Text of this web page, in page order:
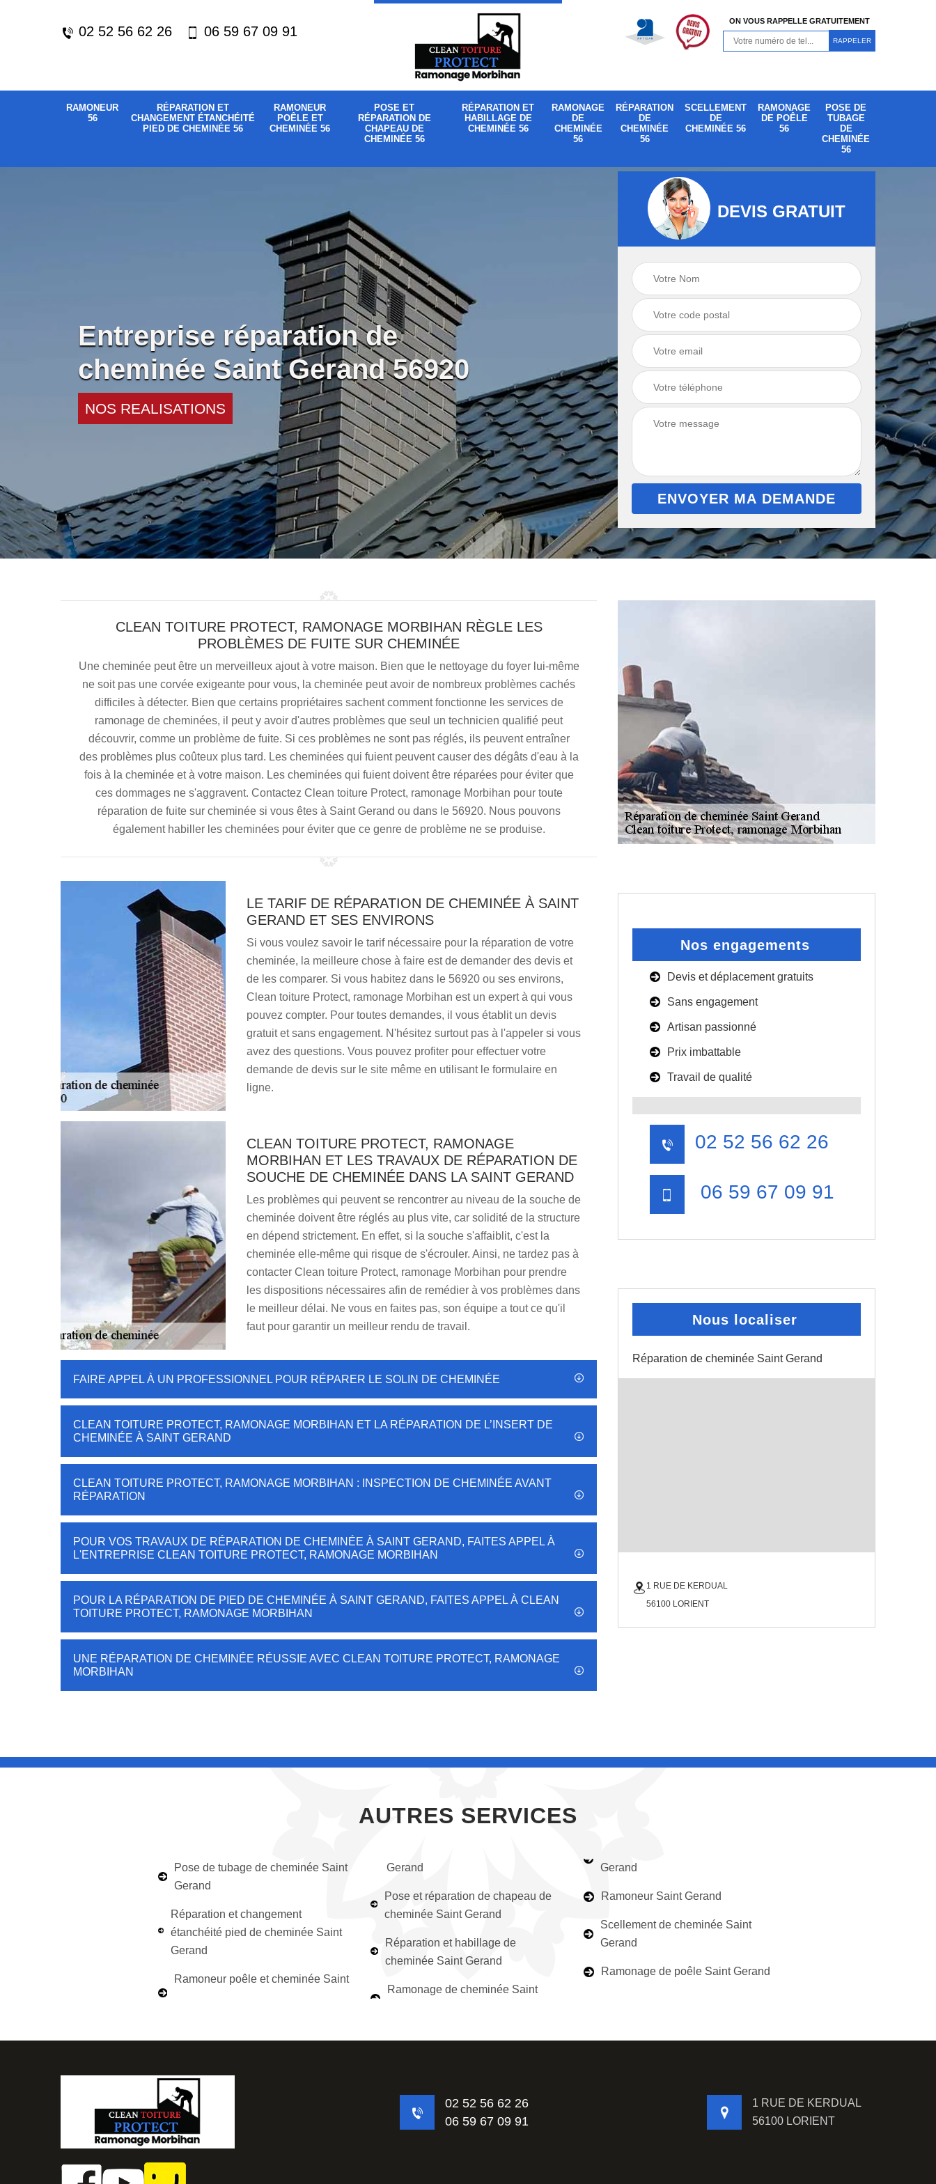
02 52 56 62 26 06 59 67 09 91
ON VOUS RAPPELLE GRATUITEMENT
RAMONEUR
56
RÉPARATION ET
CHANGEMENT ÉTANCHÉITÉ
PIED DE CHEMINÉE 56
RAMONEUR
POÊLE ET
CHEMINÉE 56
POSE ET
RÉPARATION DE
CHAPEAU DE
CHEMINÉE 56
RÉPARATION ET
HABILLAGE DE
CHEMINÉE 56
RAMONAGE
DE
CHEMINÉE
56
RÉPARATION
DE
CHEMINÉE
56
SCELLEMENT
DE
CHEMINÉE 56
RAMONAGE
DE POÊLE
56
POSE DE
TUBAGE
DE
CHEMINÉE
56
Entreprise réparation de
cheminée Saint Gerand 56920
NOS REALISATIONS
DEVIS GRATUIT
CLEAN TOITURE PROTECT, RAMONAGE MORBIHAN RÈGLE LES
PROBLÈMES DE FUITE SUR CHEMINÉE
Une cheminée peut être un merveilleux ajout à votre maison. Bien que le nettoyage du foyer lui-même
ne soit pas une corvée exigeante pour vous, la cheminée peut avoir de nombreux problèmes cachés
difficiles à détecter. Bien que certains propriétaires sachent comment fonctionne les services de
ramonage de cheminées, il peut y avoir d'autres problèmes que seul un technicien qualifié peut
découvrir, comme un problème de fuite. Si ces problèmes ne sont pas réglés, ils peuvent entraîner
des problèmes plus coûteux plus tard. Les cheminées qui fuient peuvent causer des dégâts d'eau à la
fois à la cheminée et à votre maison. Les cheminées qui fuient doivent être réparées pour éviter que
ces dommages ne s'aggravent. Contactez Clean toiture Protect, ramonage Morbihan pour toute
réparation de fuite sur cheminée si vous êtes à Saint Gerand ou dans le 56920. Nous pouvons
également habiller les cheminées pour éviter que ce genre de problème ne se produise.
LE TARIF DE RÉPARATION DE CHEMINÉE À SAINT
GERAND ET SES ENVIRONS
Si vous voulez savoir le tarif nécessaire pour la réparation de votre
cheminée, la meilleure chose à faire est de demander des devis et
de les comparer. Si vous habitez dans le 56920 ou ses environs,
Clean toiture Protect, ramonage Morbihan est un expert à qui vous
pouvez compter. Pour toutes demandes, il vous établit un devis
gratuit et sans engagement. N'hésitez surtout pas à l'appeler si vous
avez des questions. Vous pouvez profiter pour effectuer votre
demande de devis sur le site même en utilisant le formulaire en
ligne.
CLEAN TOITURE PROTECT, RAMONAGE
MORBIHAN ET LES TRAVAUX DE RÉPARATION DE
SOUCHE DE CHEMINÉE DANS LA SAINT GERAND
Les problèmes qui peuvent se rencontrer au niveau de la souche de
cheminée doivent être réglés au plus vite, car solidité de la structure
en dépend strictement. En effet, si la souche s'affaiblit, c'est la
cheminée elle-même qui risque de s'écrouler. Ainsi, ne tardez pas à
contacter Clean toiture Protect, ramonage Morbihan pour prendre
les dispositions nécessaires afin de remédier à vos problèmes dans
le meilleur délai. Ne vous en faites pas, son équipe a tout ce qu'il
faut pour garantir un meilleur rendu de travail.
FAIRE APPEL À UN PROFESSIONNEL POUR RÉPARER LE SOLIN DE CHEMINÉE
CLEAN TOITURE PROTECT, RAMONAGE MORBIHAN ET LA RÉPARATION DE L’INSERT DE
CHEMINÉE À SAINT GERAND
CLEAN TOITURE PROTECT, RAMONAGE MORBIHAN : INSPECTION DE CHEMINÉE AVANT
RÉPARATION
POUR VOS TRAVAUX DE RÉPARATION DE CHEMINÉE À SAINT GERAND, FAITES APPEL À
L'ENTREPRISE CLEAN TOITURE PROTECT, RAMONAGE MORBIHAN
POUR LA RÉPARATION DE PIED DE CHEMINÉE À SAINT GERAND, FAITES APPEL À CLEAN
TOITURE PROTECT, RAMONAGE MORBIHAN
UNE RÉPARATION DE CHEMINÉE RÉUSSIE AVEC CLEAN TOITURE PROTECT, RAMONAGE
MORBIHAN
Nos engagements
Devis et déplacement gratuits
Sans engagement
Artisan passionné
Prix imbattable
Travail de qualité
02 52 56 62 26
06 59 67 09 91
Nous localiser
Réparation de cheminée Saint Gerand
1 RUE DE KERDUAL
56100 LORIENT
AUTRES SERVICES
Pose de tubage de cheminée Saint
Gerand
Réparation et changement
étanchéité pied de cheminée Saint
Gerand
Ramoneur poêle et cheminée Saint
Gerand
Pose et réparation de chapeau de
cheminée Saint Gerand
Réparation et habillage de
cheminée Saint Gerand
Ramonage de cheminée Saint
Gerand
Ramoneur Saint Gerand
Scellement de cheminée Saint
Gerand
Ramonage de poêle Saint Gerand
02 52 56 62 26
06 59 67 09 91
1 RUE DE KERDUAL
56100 LORIENT